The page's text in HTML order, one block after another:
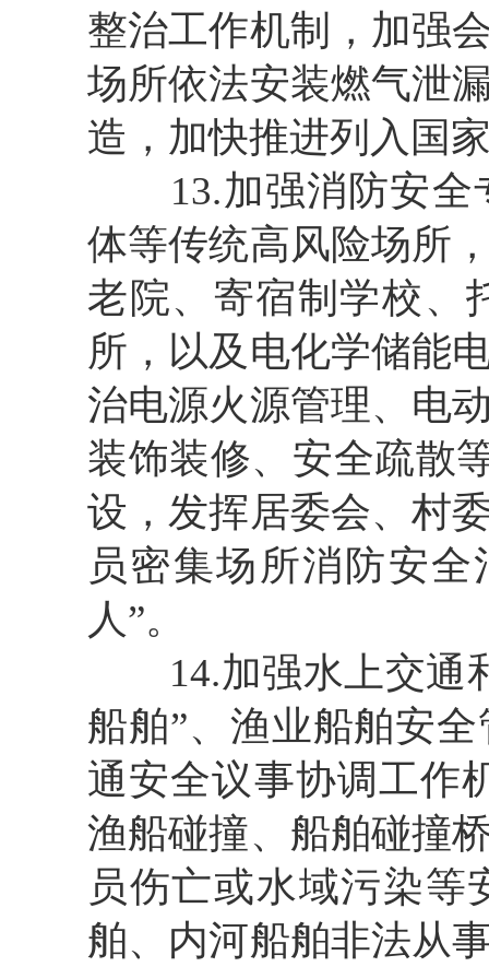
整治工作机制，加强
场所依法安装燃气泄
造，加快推进列入国
13.加强消防安
体等传统高风险场所
老院、寄宿制学校、
所，以及电化学储能
治电源火源管理、电
装饰装修、安全疏散
设，发挥居委会、村
员密集场所消防安
人”。
14.加强水上交通
船舶”、渔业船舶安
通安全议事协调工作
渔船碰撞、船舶碰撞
员伤亡或水域污染等
舶、内河船舶非法从